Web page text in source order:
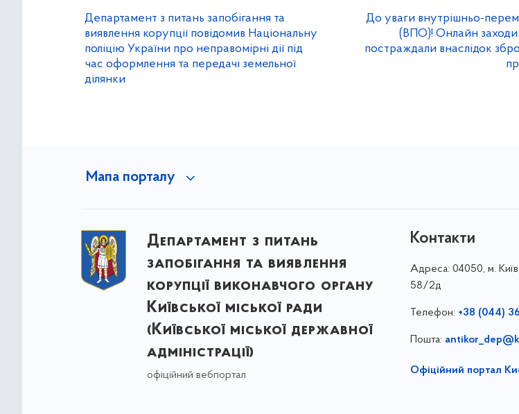
Департамент з питань запобігання та
виявлення корупції повідомив Національну
поліцію України про неправомірні дії під
час оформлення та передачі земельної
ділянки
До уваги внутрішньо-
(ВПО)! Онлайн заходи
постраждали внаслідок
Мапа порталу
Департамент з питань
запобігання та виявлення
корупції виконавчого органу
Київської міської ради
(Київської міської державної
адміністрації)
офіційний вебпортал
Контакти
Адреса: 04050, м.
58/2д
Телефон: +38 (044)
Пошта:
Офіційний портал